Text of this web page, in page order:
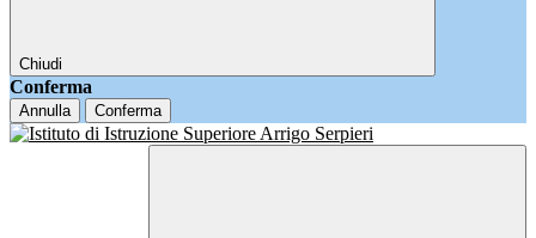
Chiudi
Conferma
Annulla Conferma